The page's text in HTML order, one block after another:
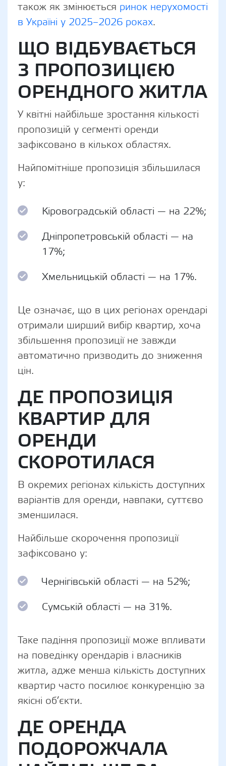
також як змінюється ринок нерухомості
в Україні у 2025–2026 роках.
ЩО ВІДБУВАЄТЬСЯ
З ПРОПОЗИЦІЄЮ
ОРЕНДНОГО ЖИТЛА
У квітні найбільше зростання кількості
пропозицій у сегменті оренди
зафіксовано в кількох областях.
Найпомітніше пропозиція збільшилася
у:
Кіровоградській області — на 22%;
Дніпропетровській області — на
17%;
Хмельницькій області — на 17%.
Це означає, що в цих регіонах орендарі
отримали ширший вибір квартир, хоча
збільшення пропозиції не завжди
автоматично призводить до зниження
цін.
ДЕ ПРОПОЗИЦІЯ
КВАРТИР ДЛЯ
ОРЕНДИ
СКОРОТИЛАСЯ
В окремих регіонах кількість доступних
варіантів для оренди, навпаки, суттєво
зменшилася.
Найбільше скорочення пропозиції
зафіксовано у:
Чернігівській області — на 52%;
Сумській області — на 31%.
Таке падіння пропозиції може впливати
на поведінку орендарів і власників
житла, адже менша кількість доступних
квартир часто посилює конкуренцію за
якісні об’єкти.
ДЕ ОРЕНДА
ПОДОРОЖЧАЛА